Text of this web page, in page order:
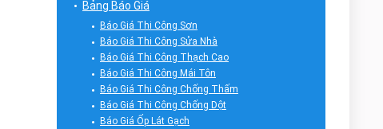
Bảng Báo Giá
Báo Giá Thi Công Sơn
Báo Giá Thi Công Sửa Nhà
Báo Giá Thi Công Thạch Cao
Báo Giá Thi Công Mái Tôn
Báo Giá Thi Công Chống Thấm
Báo Giá Thi Công Chống Dột
Báo Giá Ốp Lát Gạch